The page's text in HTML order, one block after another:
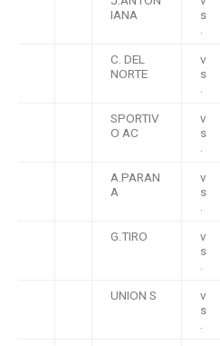
IANA
s
.
C. DEL
NORTE
v
s
.
SPORTIV
O AC
v
s
.
A.PARAN
A
v
s
.
G.TIRO
v
s
.
UNION S
v
s
.